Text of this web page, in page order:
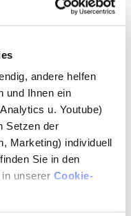
andere helfen
und Ihnen ein
u. Youtube)
Setzen der
Marketing) individuell
Sie in den
in unserer Cookie-
Jahren unrühmlich
Ausschreitungen in
dass auch beim
privater
kann, und das galt
sondern für viele
in
nicht zuletzt
vor Ort. Ein